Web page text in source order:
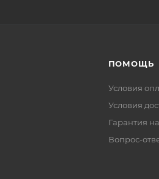
ПОМОЩЬ
Условия
Условия
Гарантия
Вопрос-